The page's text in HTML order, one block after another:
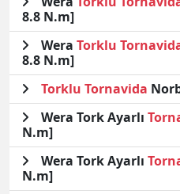
8.8 N.m]
Wera Torklu
8.8 N.m]
Torklu Tornavida
Wera Tork Ayarlı
N.m]
Wera Tork Ayarlı
N.m]